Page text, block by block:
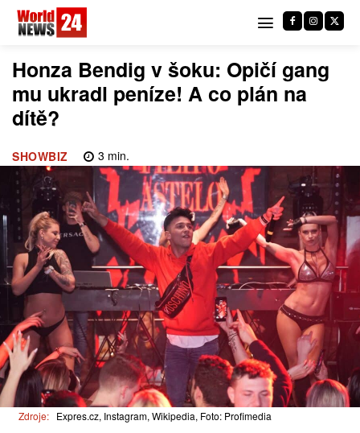
Honza Bendig v šoku: Opičí gang
mu ukradl peníze! A co plán na
dítě?
SHOWBIZ 3 min.
Zdroje: Expres.cz, Instagram, Wikipedia, Foto: Profimedia